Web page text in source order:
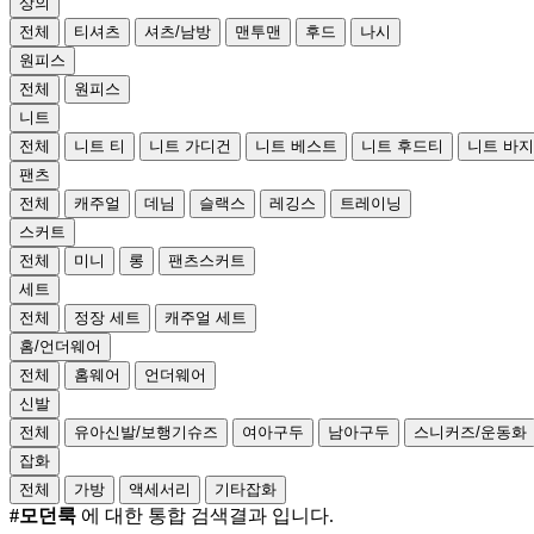
전체
티셔츠 셔츠/남방 맨투맨 후드
나시
원피스
전체
원피스
니트
전체
니트 티 니트 가디건 니트 베스트 니트 후드티
니트 바지
팬츠
전체
캐주얼 데님 슬랙스 레깅스
트레이닝
스커트
전체
미니 롱
팬츠스커트
세트
전체
정장 세트
캐주얼 세트
홈/언더웨어
전체
홈웨어
언더웨어
신발
전체
유아신발/보행기슈즈 여아구두 남아구두 스니커즈/운동화
잡화
전체
가방 액세서리 기타잡화
#모던룩 에 대한 통합 검색결과 입니다.